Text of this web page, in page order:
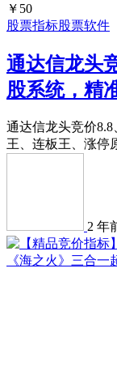
￥50
股票指标股票软件
通达信龙头
股系统，精
通达信龙头竞价
王、连板王、涨停
2 年